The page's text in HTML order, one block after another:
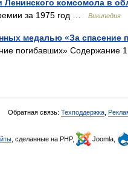
комсомола в
за 1975 год …
Википедия
медалью «За спасение
погибавших» Содержание
Обратная связь: Техподдержка
, сделанные на PHP, Joomla,